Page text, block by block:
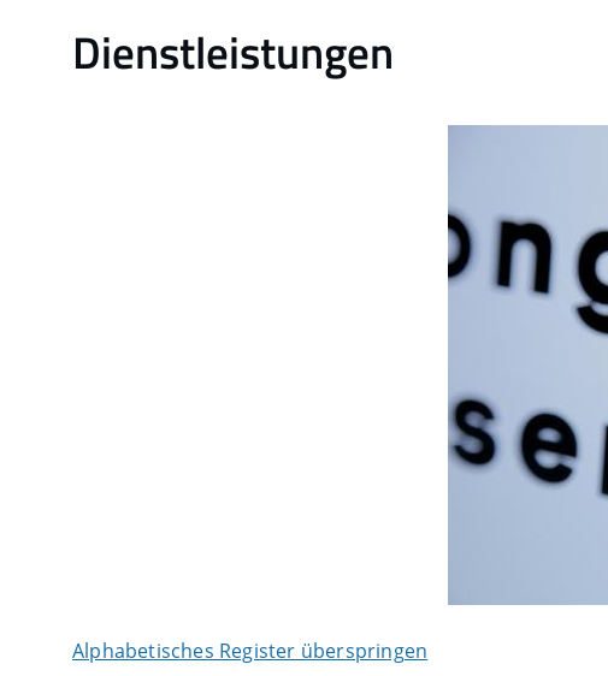
Dienstleistungen
Alphabetisches Register überspringen